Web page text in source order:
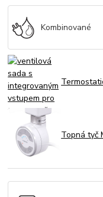
Kombinované
Topná tyč